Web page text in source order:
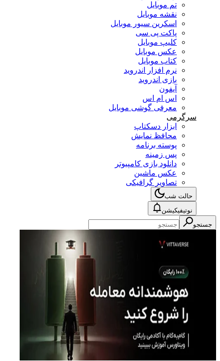
تم موبایل
نقشه موبایل
اسکرین سیور موبایل
پاکت پی سی
کلیپ موبایل
عکس موبایل
کتاب موبایل
نرم افزار اندروید
بازی اندروید
آیفون
اس ام اس
معرفی گوشی موبایل
سرگرمی
ابزار دسکتاپ
محافظ نمایش
پوسته برنامه
پس زمینه
دانلود بازی کامپیوتر
عکس ماشین
تصاویر گرافیکی
حالت شب
نوتیفیکیشن
جستجو